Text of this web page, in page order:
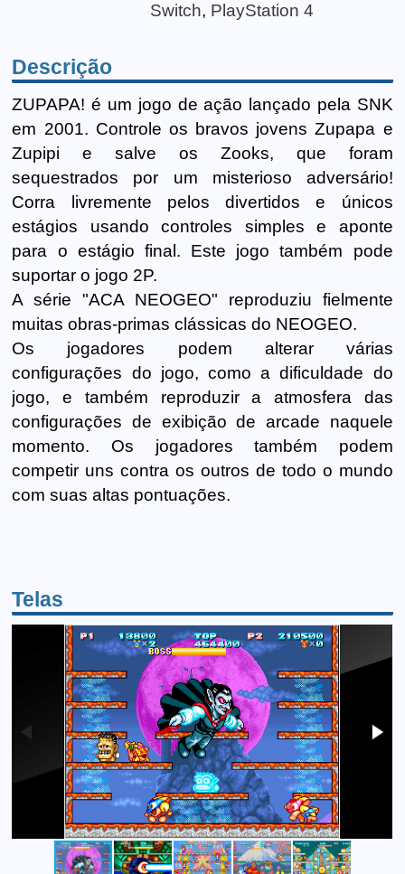
Switch, PlayStation 4
Descrição
ZUPAPA! é um jogo de ação lançado pela SNK
em 2001. Controle os bravos jovens Zupapa e
Zupipi e salve os Zooks, que foram
sequestrados por um misterioso adversário!
Corra livremente pelos divertidos e únicos
estágios usando controles simples e aponte
para o estágio final. Este jogo também pode
suportar o jogo 2P.
A série "ACA NEOGEO" reproduziu fielmente
muitas obras-primas clássicas do NEOGEO.
Os jogadores podem alterar várias
configurações do jogo, como a dificuldade do
jogo, e também reproduzir a atmosfera das
configurações de exibição de arcade naquele
momento. Os jogadores também podem
competir uns contra os outros de todo o mundo
com suas altas pontuações.
Telas